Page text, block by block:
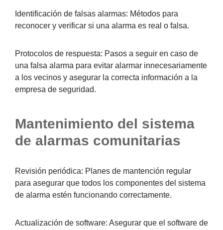
Identificación de falsas alarmas: Métodos para
reconocer y verificar si una alarma es real o falsa.
Protocolos de respuesta: Pasos a seguir en caso de
una falsa alarma para evitar alarmar innecesariamente
a los vecinos y asegurar la correcta información a la
empresa de seguridad.
Mantenimiento del sistema
de alarmas comunitarias
Revisión periódica: Planes de mantención regular
para asegurar que todos los componentes del sistema
de alarma estén funcionando correctamente.
Actualización de software: Asegurar que el software de